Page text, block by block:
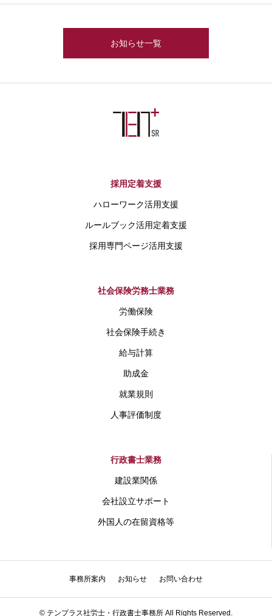
お知らせ一覧
採用定着支援
ハローワーク活用支援
ルールブック活用定着支援
採用専門ページ活用支援
社会保険労務士業務
労働保険
社会保険手続き
給与計算
助成金
就業規則
人事評価制度
行政書士業務
建設業関係
会社設立サポート
外国人の在留資格等
事務所案内 お知らせ お問い合わせ
© テンプラス社労士・行政書士事務所 All Rights Reserved.